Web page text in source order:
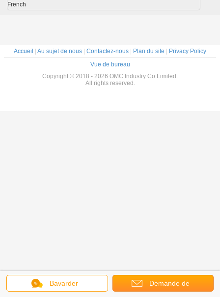
Bavarder Demande de
French
Accueil Au sujet de nous Contactez-nous Plan du site
Privacy Policy
Vue de bureau
Copyright © 2018 - 2026 OMC Industry Co.Limited.
All rights reserved.